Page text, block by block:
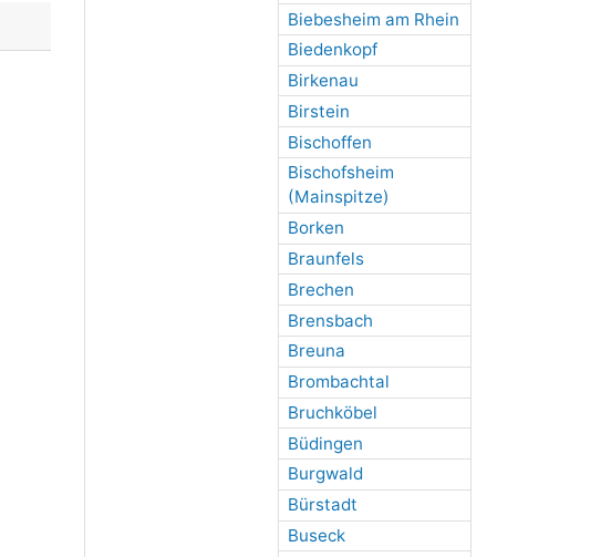
Biebesheim am Rhein
Biedenkopf
Birkenau
Birstein
Bischoffen
Bischofsheim
(Mainspitze)
Borken
Braunfels
Brechen
Brensbach
Breuna
Brombachtal
Bruchköbel
Büdingen
Burgwald
Bürstadt
Buseck